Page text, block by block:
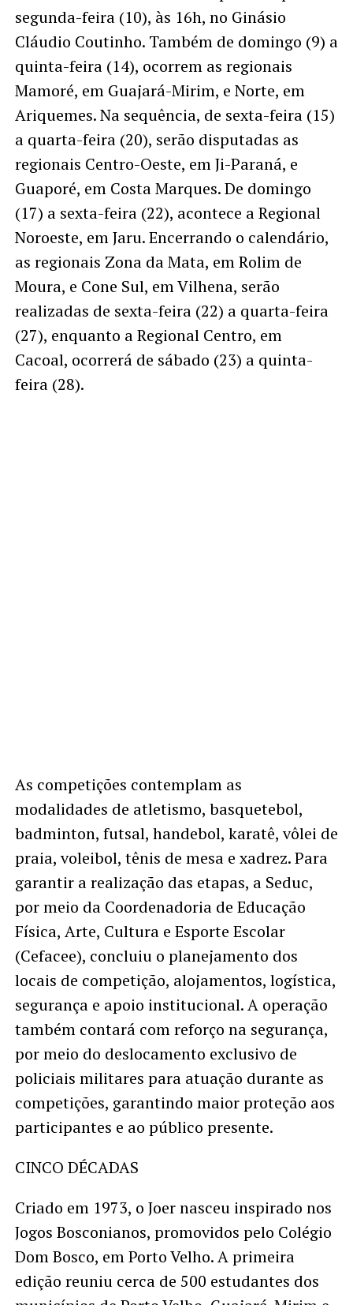
segunda-feira (10), às 16h, no Ginásio
Cláudio Coutinho. Também de domingo (9) a
quinta-feira (14), ocorrem as regionais
Mamoré, em Guajará-Mirim, e Norte, em
Ariquemes. Na sequência, de sexta-feira (15)
a quarta-feira (20), serão disputadas as
regionais Centro-Oeste, em Ji-Paraná, e
Guaporé, em Costa Marques. De domingo
(17) a sexta-feira (22), acontece a Regional
Noroeste, em Jaru. Encerrando o calendário,
as regionais Zona da Mata, em Rolim de
Moura, e Cone Sul, em Vilhena, serão
realizadas de sexta-feira (22) a quarta-feira
(27), enquanto a Regional Centro, em
Cacoal, ocorrerá de sábado (23) a quinta-
feira (28).
As competições contemplam as
modalidades de atletismo, basquetebol,
badminton, futsal, handebol, karatê, vôlei de
praia, voleibol, tênis de mesa e xadrez. Para
garantir a realização das etapas, a Seduc,
por meio da Coordenadoria de Educação
Física, Arte, Cultura e Esporte Escolar
(Cefacee), concluiu o planejamento dos
locais de competição, alojamentos, logística,
segurança e apoio institucional. A operação
também contará com reforço na segurança,
por meio do deslocamento exclusivo de
policiais militares para atuação durante as
competições, garantindo maior proteção aos
participantes e ao público presente.
CINCO DÉCADAS
Criado em 1973, o Joer nasceu inspirado nos
Jogos Bosconianos, promovidos pelo Colégio
Dom Bosco, em Porto Velho. A primeira
edição reuniu cerca de 500 estudantes dos